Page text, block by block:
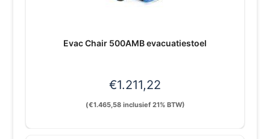
Evac Chair 500AMB evacuatiestoel
€1.211,22
(€1.465,58inclusief 21% BTW)